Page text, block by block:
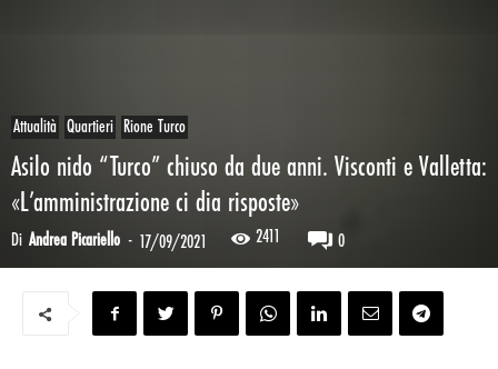
Attualità Quartieri Rione Turco
Asilo nido “Turco” chiuso da due anni. Visconti e Valletta:
«L’amministrazione ci dia risposte»
Di Andrea Picariello - 17/09/2021 2411 0